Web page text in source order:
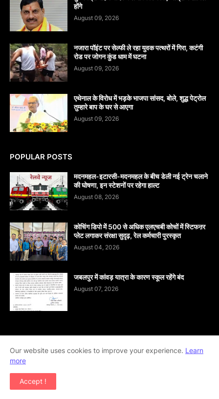
होंगे
August 09, 2026
नजारा पॉइंट पर सेल्फी ले रहा युवक पत्थरों में गिरा, कटंगी
रोड पर जोगन कुंड धाम में घटना
August 09, 2026
एथेनाल के विरोध में भड़के भाजपा सांसद, बोले, शुद्ध पेट्रोल
तुम्हारे बाप के घर से आएगा
August 09, 2026
POPULAR POSTS
मदनमहल-इटारसी-मदनमहल के बीच डेली नई ट्रेन चलाने
की घोषणा, इन स्टेशनों पर रहेगा हाल्ट
August 08, 2026
कोचिंग डिपो में 500 से अधिक एलएचबी कोचों में स्टिफऩर
प्लेट लगाकर संरक्षा सुदृढ़, रेल कर्मचारी पुरस्कृत
August 04, 2026
जबलपुर में कांवड़ यात्रा के कारण स्कूल रहेंगे बंद
August 07, 2026
Home About contact-us
Disclaimer
Our website uses cookies to improve your experience. Learn
more
Accept !